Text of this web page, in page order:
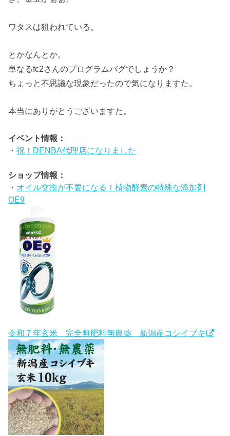
ワタスは狙われている。
とかなんとか。
単なるfc2さんのプログラムバグでしょうか？
ちょっと不思議な現象だったので気になりますた。
本当にありがとうございますた。
イベント情報：
・祝！DENBA代理店になりました
ショップ情報：
・ オイル交換が不要になる！植物酵素の特殊な添加剤
OE9
令和７年玄米 完全無肥料無農薬 新潟産コシイブキ